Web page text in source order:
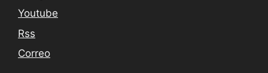
Youtube
Rss
Correo